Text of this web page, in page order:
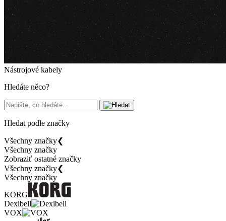
Nástrojové kabely
Hledáte něco?
Hledat podle značky
Všechny značky❮
Všechny značky
Zobraziť ostatné značky
Všechny značky❮
Všechny značky
KORG
Dexibell
VOX